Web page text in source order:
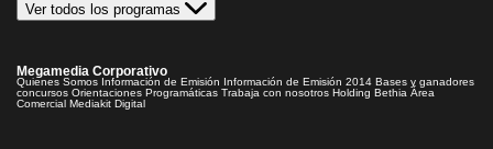
Ver todos los programas
Megamedia Corporativo
Quienes Somos Información de Emisión Información de Emisión 2014 Bases y ganadores
concursos Orientaciones Programáticas Trabaja con nosotros Holding Bethia Área
Comercial Mediakit Digital